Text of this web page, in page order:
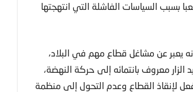
بسبب السياسات الفاشلة التي انتهجتها
يعبر عن مشاغل قطاع مهم في البلاد،
الزار معروف بانتمائه إلى حركة النهضة،
لإنقاذ القطاع وعدم التحول إلى منظمة